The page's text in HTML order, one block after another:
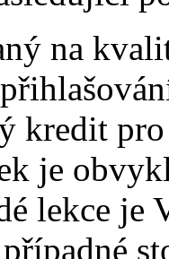
na
kredit
je
lekce je